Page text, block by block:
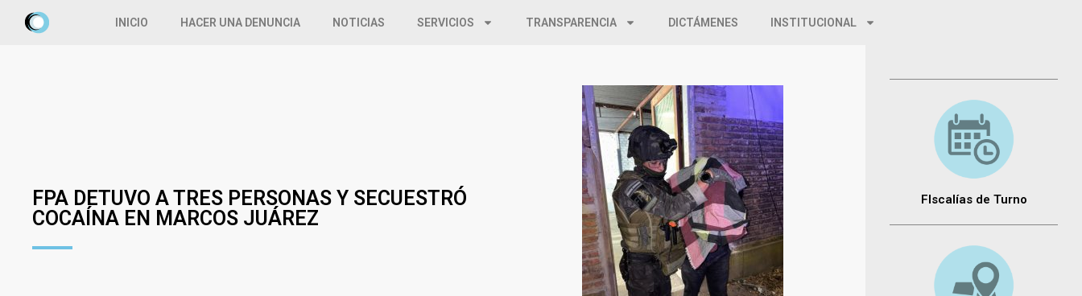
INICIO HACER UNA DENUNCIA NOTICIAS SERVICIOS TRANSPARENCIA DICTÁMENES INSTITUCIONAL
FPA DETUVO A TRES PERSONAS Y SECUESTRÓ
COCAÍNA EN MARCOS JUÁREZ
FIscalías de Turno